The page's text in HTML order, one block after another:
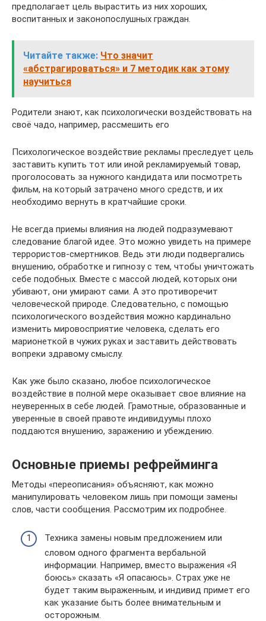
предполагает цель вырастить из них хороших,
воспитанных и законопослушных граждан.
Читайте также: Что значит
«абстрагироваться» и 7 методик как этому
научиться
Родители знают, как психологически воздействовать на
своё чадо, например, рассмешить его
Психологическое воздействие рекламы преследует цель
заставить купить тот или иной рекламируемый товар,
проголосовать за нужного кандидата или посмотреть
фильм, на который затрачено много средств, и их
необходимо вернуть в кратчайшие сроки.
Не всегда приемы влияния на людей подразумевают
следование благой идее. Это можно увидеть на примере
террористов-смертников. Ведь эти люди подвергались
внушению, обработке и гипнозу с тем, чтобы уничтожать
себе подобных. Вместе с массой людей, которых они
убивают, они умирают сами. А это противоречит
человеческой природе. Следовательно, с помощью
психологического воздействия можно кардинально
изменить мировосприятие человека, сделать его
марионеткой в чужих руках и заставить действовать
вопреки здравому смыслу.
Как уже было сказано, любое психологическое
воздействие в полной мере оказывает свое влияние на
неуверенных в себе людей. Грамотные, образованные и
уверенные в своей правоте индивидуумы плохо
поддаются внушению, заражению и убеждению.
Основные приемы рефрейминга
Методы «переописания» объясняют, как можно
манипулировать человеком лишь при помощи замены
слов, части сообщения. Рассмотрим их подробнее.
Техника замены новым предложением или
словом одного фрагмента вербальной
информации. Например, вместо выражения «Я
боюсь» сказать «Я опасаюсь». Страх уже не
будет таким выраженным, и индивид примет его
как указание быть более внимательным и
осторожным.